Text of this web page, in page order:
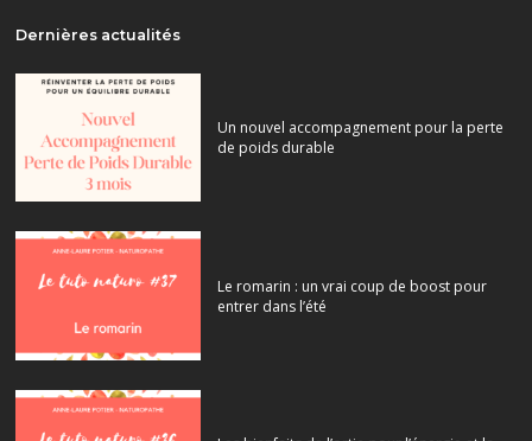
Dernières actualités
Un nouvel accompagnement pour la perte
de poids durable
Le romarin : un vrai coup de boost pour
entrer dans l’été